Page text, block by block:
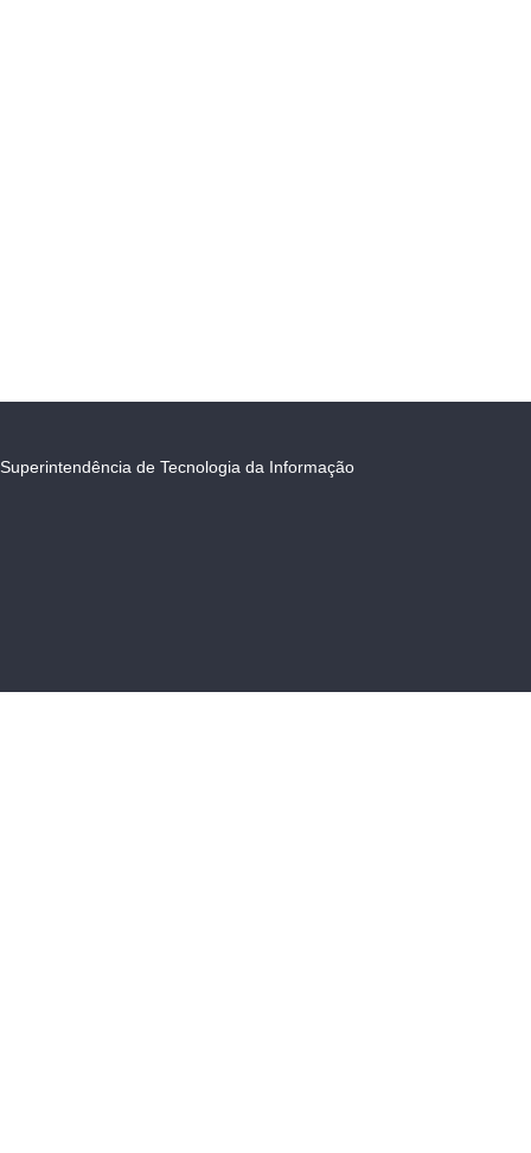
Superintendência de Tecnologia da Informação